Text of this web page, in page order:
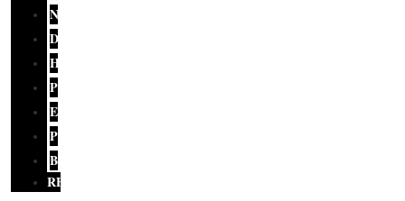
NASIONAL
DAERAH
HUKUM
POLITIK
EKONOMI
PENDIDIKAN
BUDAYA
RELIGI